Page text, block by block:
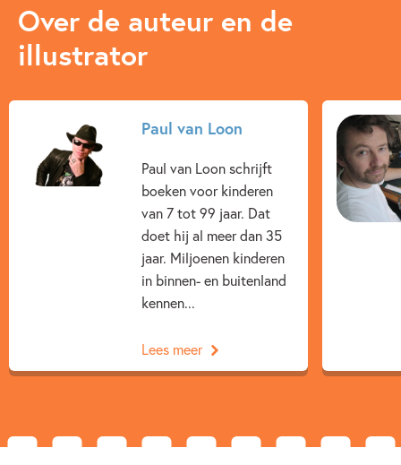
Over de auteur en de
illustrator
Paul van Loon
Paul van Loon schrijft
boeken voor kinderen
van 7 tot 99 jaar. Dat
doet hij al meer dan 35
jaar. Miljoenen kinderen
in binnen- en buitenland
kennen...
Lees meer